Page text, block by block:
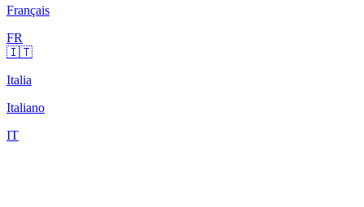
Français
FR
🇮🇹
Italia
Italiano
IT